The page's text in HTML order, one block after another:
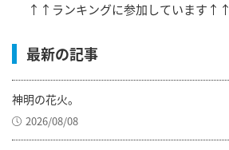
↑↑ランキングに参加しています↑↑
最新の記事
神明の花火。
2026/08/08